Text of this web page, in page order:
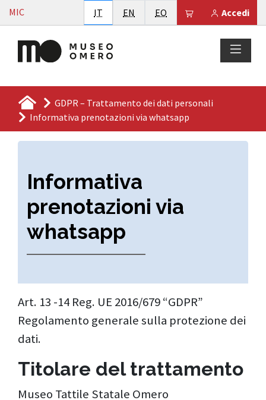
Vai al contenuto
MIC Accedi
Il tuo carrello è
IT Italiano
EN English
EO Esperanto
GDPR – Trattamento dei dati personali
Informativa prenotazioni via whatsapp
Informativa
prenotazioni via
whatsapp
Art. 13 -14 Reg. UE 2016/679 “GDPR”
Regolamento generale sulla protezione dei
dati.
Titolare del trattamento
Museo Tattile Statale Omero